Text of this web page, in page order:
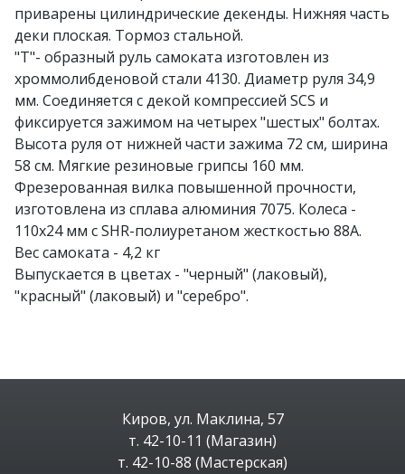
приварены цилиндрические декенды. Нижняя часть
деки плоская. Тормоз стальной.
"T"- образный руль самоката изготовлен из
хроммолибденовой стали 4130. Диаметр руля 34,9
мм. Соединяется с декой компрессией SCS и
фиксируется зажимом на четырех "шестых" болтах.
Высота руля от нижней части зажима 72 см, ширина
58 см. Мягкие резиновые грипсы 160 мм.
Фрезерованная вилка повышенной прочности,
изготовлена из сплава алюминия 7075. Колеса -
110х24 мм с SHR-полиуретаном жесткостью 88А.
Вес самоката - 4,2 кг
Выпускается в цветах - "черный" (лаковый),
"красный" (лаковый) и "серебро".
Киров, ул. Маклина, 57
т. 42-10-11 (Магазин)
т. 42-10-88 (Мастерская)